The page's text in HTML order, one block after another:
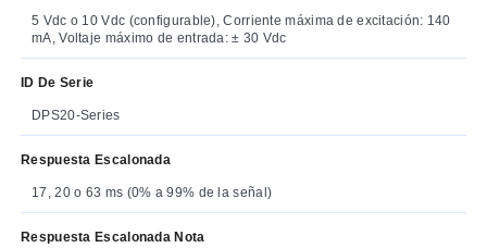
5 Vdc o 10 Vdc (configurable), Corriente máxima de excitación: 140
mA, Voltaje máximo de entrada: ± 30 Vdc
ID De Serie
DPS20-Series
Respuesta Escalonada
17, 20 o 63 ms (0% a 99% de la señal)
Respuesta Escalonada Nota